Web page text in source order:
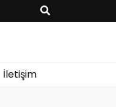
İletişim